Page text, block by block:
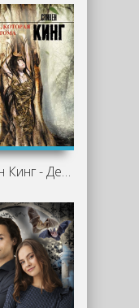
Стивен Кинг - Девочка, которая любила Тома Гордона